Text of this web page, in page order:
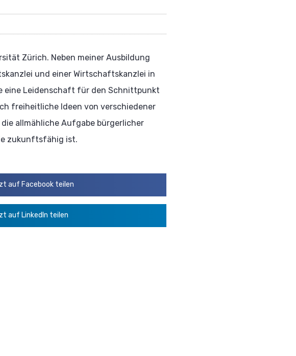
Zürich. Neben meiner Ausbildung
und einer Wirtschaftskanzlei in
eine Leidenschaft für den Schnittpunkt
freiheitliche Ideen von verschiedener
allmähliche Aufgabe bürgerlicher
zukunftsfähig ist.
auf Facebook teilen
auf LinkedIn teilen